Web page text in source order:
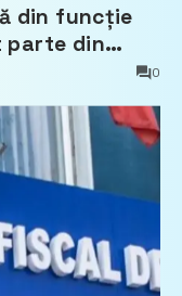
din funcție
parte din
0